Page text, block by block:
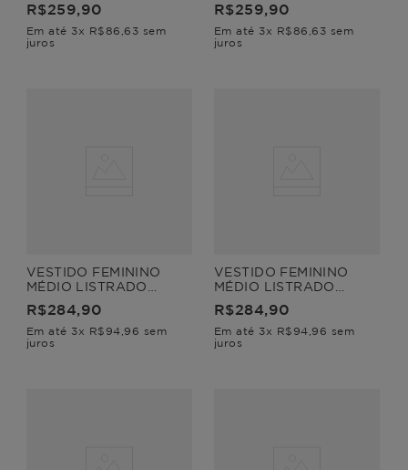
R$259,90
Em até 3x R$86 ,63 sem
juros
R$259,90
Em até 3x R$86 ,63 sem
juros
VESTIDO FEMININO
MÉDIO LISTRADO
R$284,90
Em até 3x R$ 94 96 sem
juros
VESTIDO FEMININO
MÉDIO LISTRADO
R$284,90
Em até 3x R$ 94 96 sem
juros